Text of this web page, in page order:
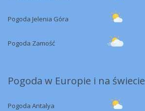
Pogoda Jelenia Góra
Pogoda Zamość
Pogoda w Europie i na świecie
Pogoda Antalya